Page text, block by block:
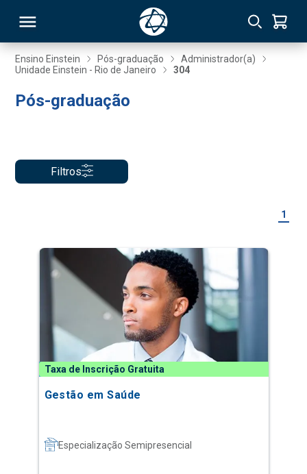
Ensino Einstein Pós-graduação
Administrador(a)
Unidade Einstein - Rio de Janeiro
304
Pós-graduação
Filtros
1
Taxa de Inscrição Gratuita
Gestão em Saúde
Especialização Semipresencial